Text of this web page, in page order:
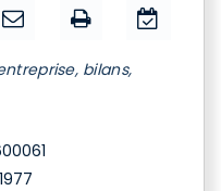
bilans,